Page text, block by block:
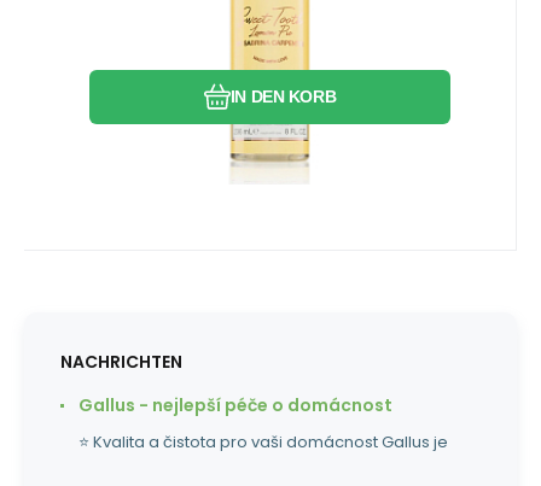
IN DEN KORB
Favorit
Vergleichen Sie
NACHRICHTEN
Gallus - nejlepší péče o domácnost
⭐ Kvalita a čistota pro vaši domácnost Gallus je